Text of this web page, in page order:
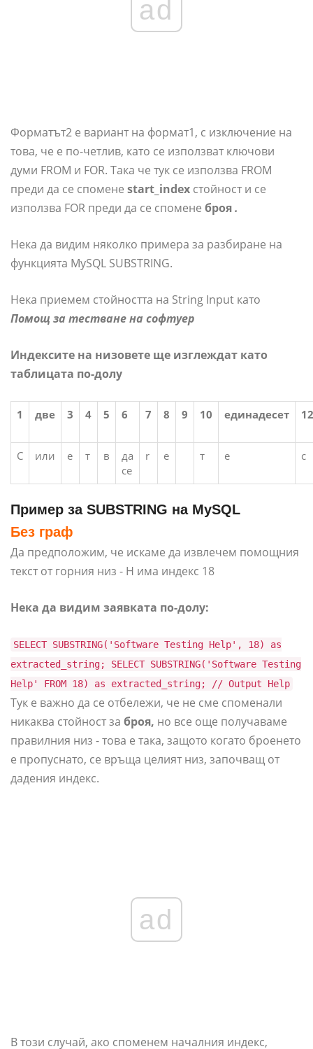
ad
Форматът2 е вариант на формат1, с изключение на
това, че е по-четлив, като се използват ключови
думи FROM и FOR. Така че тук се използва FROM
преди да се спомене start_index стойност и се
използва FOR преди да се спомене броя.
Нека да видим няколко примера за разбиране на
функцията MySQL SUBSTRING.
Нека приемем стойността на String Input като
Помощ за тестване на софтуер
Индексите на низовете ще изглеждат като
таблицата по-долу
1 две 3 4 5 6 7 8 9 10 единадесет 12
С или е т в
да
се
r е т е с
Пример за SUBSTRING на MySQL
Без граф
Да предположим, че искаме да извлечем помощния
текст от горния низ - H има индекс 18
Нека да видим заявката по-долу:
SELECT SUBSTRING('Software Testing Help', 18) as
extracted_string; SELECT SUBSTRING('Software Testing
Help' FROM 18) as extracted_string; // Output Help
Тук е важно да се отбележи, че не сме споменали
никаква стойност за броя, но все още получаваме
правилния низ - това е така, защото когато броенето
е пропуснато, се връща целият низ, започващ от
дадения индекс.
ad
В този случай, ако споменем началния индекс,